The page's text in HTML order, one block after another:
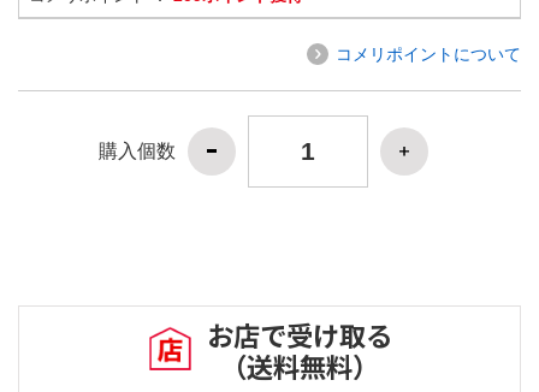
コメリポイントについて
購入個数
お店で受け取る
（送料無料）